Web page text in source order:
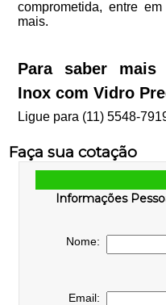
comprometida, entre
mais.
Para saber mais
Inox com Vidro
Ligue para (11) 5548-
Faça sua cotação
Informações
Nome:
Email: